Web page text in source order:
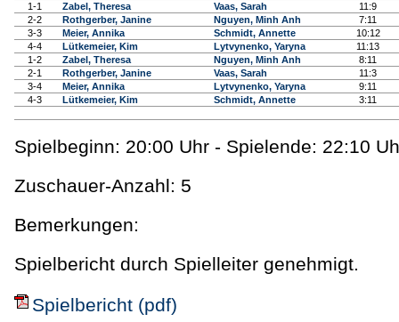
1-1 Zabel, Theresa Vaas, Sarah
11:9
2-2
Rothgerber, Janine Nguyen, Minh Anh
7:11
3-3
Meier, Annika Schmidt, Annette
10:12
4-4
Lütkemeier, Kim Lytvynenko, Yaryna
11:13
1-2
Zabel, Theresa Nguyen, Minh Anh
8:11
2-1
Rothgerber, Janine Vaas, Sarah
11:3
3-4
Meier, Annika Lytvynenko, Yaryna
9:11
4-3
Lütkemeier, Kim Schmidt, Annette 3:11
Spielbeginn: 20:00 Uhr - Spielende: 22:10
Zuschauer-Anzahl: 5
Bemerkungen:
Spielbericht durch Spielleiter genehmigt.
Spielbericht (pdf)